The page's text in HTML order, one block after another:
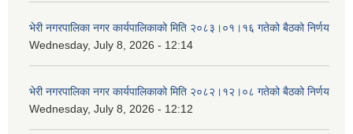
भेरी नगरपालिका नगर कार्यपालिकाको मिति २०८३।०१।१६ गतेको बैठको निर्णय
Wednesday, July 8, 2026 - 12:14
भेरी नगरपालिका नगर कार्यपालिकाको मिति २०८२।१२।०८ गतेको बैठको निर्णय
Wednesday, July 8, 2026 - 12:12